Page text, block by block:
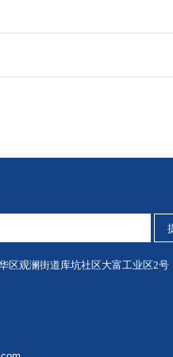
区观澜街道库坑社区大富工业区2号